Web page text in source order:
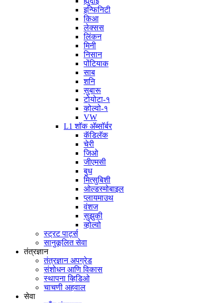
इन्फिनिटी
किआ
लेक्सस
लिंकन
मिनी
निसान
पोंटियाक
साब
शनि
सुबारू
टोयोटा-१
व्होल्वो-१
VW
L1 शॉक अ‍ॅब्सॉर्बर
कॅडिलॅक
चेरी
जिओ
जीएमसी
बुध
मित्सुबिशी
ओल्डस्मोबाइल
प्लायमाउथ
वंशज
सुझुकी
व्होल्वो
स्ट्रट पार्ट्स
सानुकूलित सेवा
तंत्रज्ञान
तंत्रज्ञान अपग्रेड
संशोधन आणि विकास
स्थापना व्हिडिओ
चाचणी अहवाल
सेवा